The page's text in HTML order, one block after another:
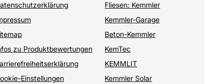
zu Produktbewertungen
Einstellungen
Fliesen: Kemmler
Kemmler-Garage
Beton-Kemmler
KemTec
KEMMLIT
Kemmler Solar